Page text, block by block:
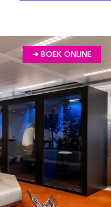
➔ BOEK ONLINE